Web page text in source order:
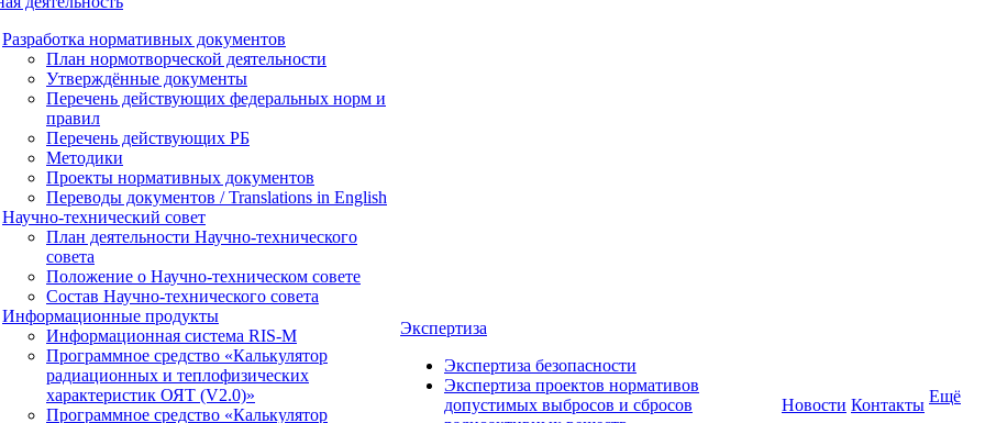
Разработка нормативных документов
План нормотворческой деятельности
Утверждённые документы
Перечень действующих федеральных норм и
правил
Перечень действующих РБ
Методики
Проекты нормативных документов
Переводы документов / Translations in English
Научно-технический совет
План деятельности Научно-технического
совета
Положение о Научно-техническом совете
Состав Научно-технического совета
Информационные продукты
Информационная система RIS-M
Программное средство «Калькулятор
радиационных и теплофизических
характеристик ОЯТ (V2.0)»
Программное средство «Калькулятор
Экспертиза
Экспертиза безопасности
Экспертиза проектов нормативов
допустимых выбросов и сбросов
Новости Контакты Ещё